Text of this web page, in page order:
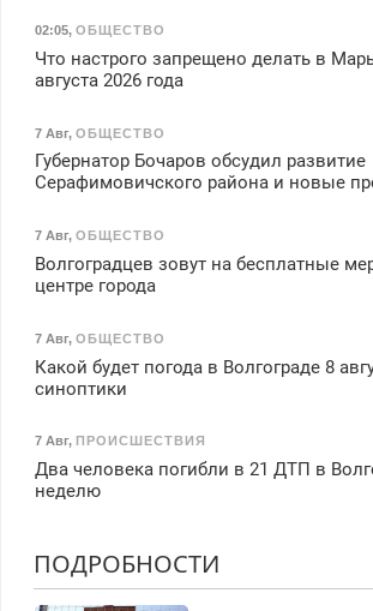
02:05, ОБЩЕСТВО
Что настрого запрещено делать в
августа 2026 года
7 Авг, ОБЩЕСТВО
Губернатор Бочаров обсудил развитие
Серафимовичского района и новые
7 Авг, ОБЩЕСТВО
Волгоградцев зовут на бесплатные
центре города
7 Авг, ОБЩЕСТВО
Какой будет погода в Волгограде 8
синоптики
7 Авг, ПРОИСШЕСТВИЯ
Два человека погибли в 21 ДТП в
неделю
ПОДРОБНОСТИ